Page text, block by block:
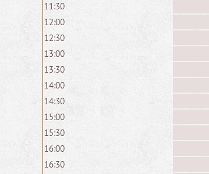
11:30
12:00
12:30
13:00
13:30
14:00
14:30
15:00
15:30
16:00
16:30